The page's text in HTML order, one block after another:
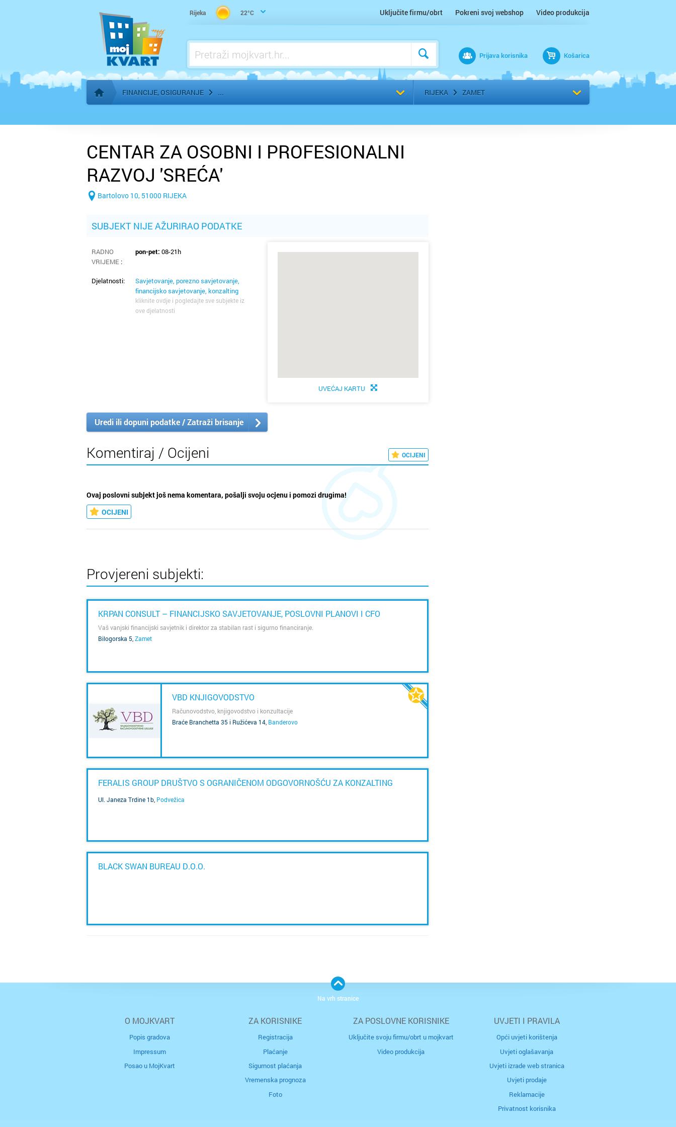
Rijeka 22°C Uključite firmu/obrt Pokreni svoj webshop Video produkcija
Prijava korisnika Košarica
Početna stranica
FINANCIJE, OSIGURANJE RIJEKA ZAMET
Odaberi grad
CENTAR ZA OSOBNI I PROFESIONALNI
RAZVOJ 'SREĆA'
Bartolovo 10, 51000 RIJEKA
SUBJEKT NIJE AŽURIRAO PODATKE
RADNO
VRIJEME :
pon-pet: 08-21h
Djelatnosti:
Savjetovanje, porezno savjetovanje,
financijsko savjetovanje, konzalting
kliknite ovdje i pogledajte sve subjekte iz
ove djelatnosti
UVEĆAJ KARTU
Uredi ili dopuni podatke / Zatraži brisanje
Komentiraj / Ocijeni OCIJENI
Ovaj poslovni subjekt još nema komentara, pošalji svoju ocjenu i pomozi drugima!
OCIJENI
Provjereni subjekti:
KRPAN CONSULT – FINANCIJSKO SAVJETOVANJE, POSLOVNI PLANOVI I CFO
Vaš vanjski financijski savjetnik i direktor za stabilan rast i sigurno financiranje.
Bilogorska 5 Zamet
VBD KNJIGOVODSTVO
Računovodstvo, knjigovodstvo i konzultacije
Braće Branchetta 35 i Ružićeva 14 Banderovo
FERALIS GROUP DRUŠTVO S OGRANIČENOM ODGOVORNOŠĆU ZA KONZALTING
Ul. Janeza Trdine 1b Podvežica
BLACK SWAN BUREAU D.O.O.
O MOJKVART
Popis gradova
Impressum
Posao u MojKvart
ZA KORISNIKE
Registracija
Plaćanje
Sigurnost plaćanja
Vremenska prognoza
Foto
ZA POSLOVNE KORISNIKE
Uključite svoju firmu/obrt u mojkvart
Video produkcija
UVJETI I PRAVILA
Opći uvjeti korištenja
Uvjeti oglašavanja
Uvjeti izrade web stranica
Uvjeti prodaje
Reklamacije
Privatnost korisnika
Na vrh stranice